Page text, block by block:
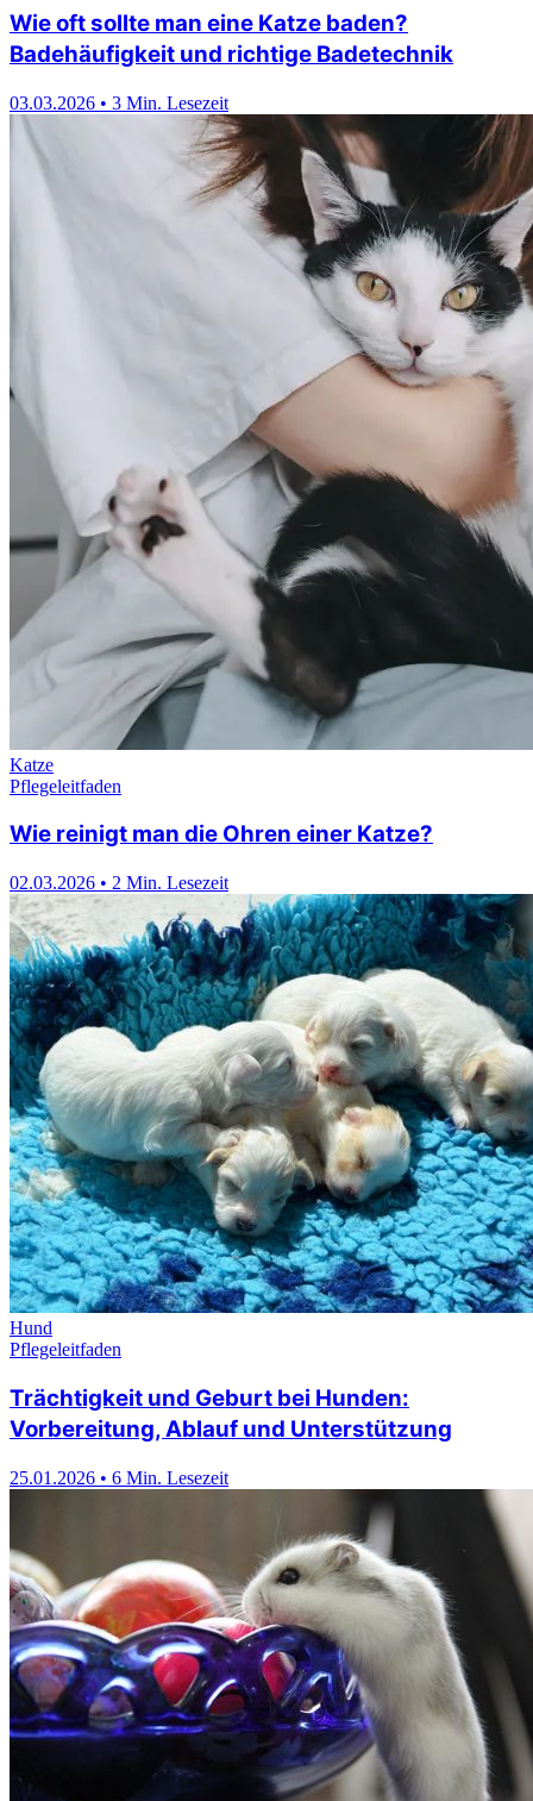
Wie oft sollte man eine Katze baden?
Badehäufigkeit und richtige Badetechnik
03.03.2026 • 3 Min. Lesezeit
Katze
Pflegeleitfaden
Wie reinigt man die Ohren einer Katze?
02.03.2026 • 2 Min. Lesezeit
Hund
Pflegeleitfaden
Trächtigkeit und Geburt bei Hunden:
Vorbereitung, Ablauf und Unterstützung
25.01.2026 • 6 Min. Lesezeit